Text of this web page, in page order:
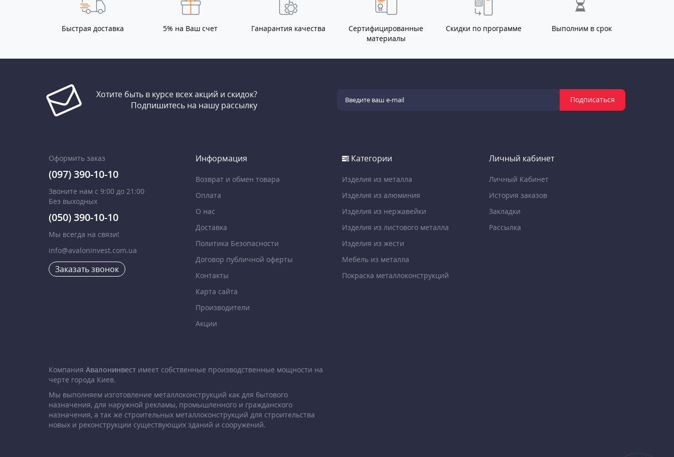
Быстрая доставка 5% на Ваш счет Ганарантия качества
Сертифицированные
материалы
Скидки по программе Выполним в срок
Хотите быть в курсе всех акций и скидок?
Подпишитесь на нашу рассылку
Подписаться
Оформить заказ
(097) 390-10-10
Звоните нам с 9:00 до 21:00
Без выходных
(050) 390-10-10
Мы всегда на связи!
info@avaloninvest.com.ua
Заказать звонок
Информация
Возврат и обмен товара
Оплата
О нас
Доставка
Политика Безопасности
Договор публичной оферты
Контакты
Карта сайта
Производители
Акции
Категории
Изделия из металла
Изделия из алюминия
Изделия из нержавейки
Изделия из листового металла
Изделия из жести
Мебель из металла
Покраска металлоконструкций
Личный кабинет
Личный Кабинет
История заказов
Закладки
Рассылка
Компания Авалонинвест имеет собственные производственные мощности на
черте города Киев.
Мы выполняем изготовление металлоконструкций как для бытового
назначения, для наружной рекламы, промышленного и гражданского
назначения, а так же строительных металлоконструкций для строительства
новых и реконструкции существующих зданий и сооружений.